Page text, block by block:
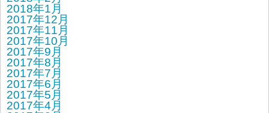
2018年1月
2017年12月
2017年11月
2017年10月
2017年9月
2017年8月
2017年7月
2017年6月
2017年5月
2017年4月